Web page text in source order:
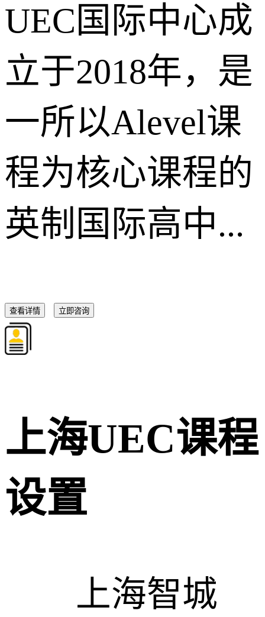
UEC国际中心成
立于2018年，是
一所以Alevel课
程为核心课程的
英制国际高中...
查看详情 立即咨询
上海UEC课程
设置
上海智城